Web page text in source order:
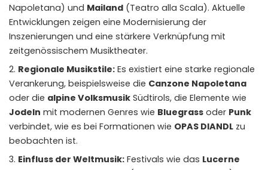
Napoletana) und Mailand (Teatro alla Scala). Aktuelle
Entwicklungen zeigen eine Modernisierung der
Inszenierungen und eine stärkere Verknüpfung mit
zeitgenössischem Musiktheater.
Regionale Musikstile: Es existiert eine starke regionale
Verankerung, beispielsweise die Canzone Napoletana
oder die alpine Volksmusik Südtirols, die Elemente wie
Jodeln mit modernen Genres wie Bluegrass oder Punk
verbindet, wie es bei Formationen wie OPAS DIANDL zu
beobachten ist.
Einfluss der Weltmusik: Festivals wie das Lucerne